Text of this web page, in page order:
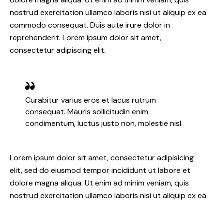
nostrud exercitation ullamco laboris nisi ut aliquip ex ea
commodo consequat. Duis aute irure dolor in
reprehenderit. Lorem ipsum dolor sit amet,
consectetur adipiscing elit.
Curabitur varius eros et lacus rutrum
consequat. Mauris sollicitudin enim
condimentum, luctus justo non, molestie nisl.
Lorem ipsum dolor sit amet, consectetur adipisicing
elit, sed do eiusmod tempor incididunt ut labore et
dolore magna aliqua. Ut enim ad minim veniam, quis
nostrud exercitation ullamco laboris nisi ut aliquip ex ea